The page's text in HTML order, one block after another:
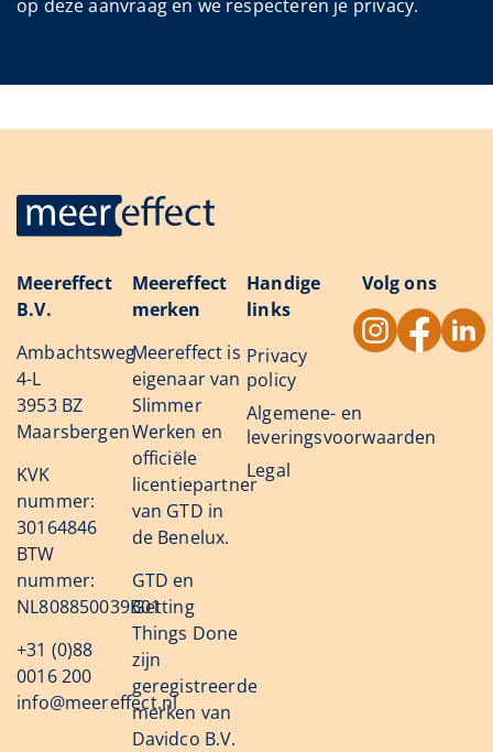
op deze aanvraag en we respecteren je privacy.
Meereffect
B.V.
Ambachtsweg
4-L
3953 BZ
Maarsbergen
KVK
nummer:
30164846
BTW
nummer:
NL808850039B01
+31 (0)88
0016 200
info@meereffect.nl
Meereffect
merken
Meereffect is
eigenaar van
Slimmer
Werken en
officiële
licentiepartner
van GTD in
de Benelux.
GTD en
Getting
Things Done
zijn
geregistreerde
merken van
Davidco B.V.
Handige
links
Privacy
policy
Algemene- en
leveringsvoorwaarden
Legal
Volg ons